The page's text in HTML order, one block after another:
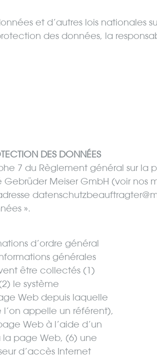
et d’autres lois nationales
des données, la
DES DONNÉES
7 du Règlement général sur la
Meiser GmbH (voir nos
».
d’ordre général
générales
être collectés (1)
le système
Web depuis laquelle
appelle un référent),
Web à l’aide d’un
la page Web, (6) une
d’accès Internet